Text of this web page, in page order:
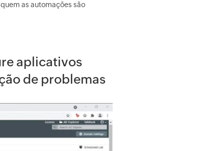
as automações são
aplicativos
de problemas